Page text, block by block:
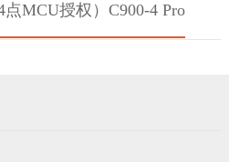
MCU授权）C900-4 Pro